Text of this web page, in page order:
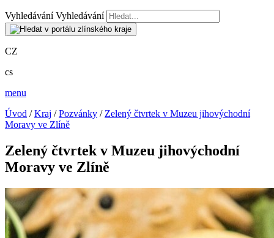
Vyhledávání Vyhledávání
CZ
cs
menu
Úvod /Kraj /Pozvánky / Zelený čtvrtek v Muzeu jihovýchodní
Moravy ve Zlíně
Zelený čtvrtek v Muzeu jihovýchodní
Moravy ve Zlíně